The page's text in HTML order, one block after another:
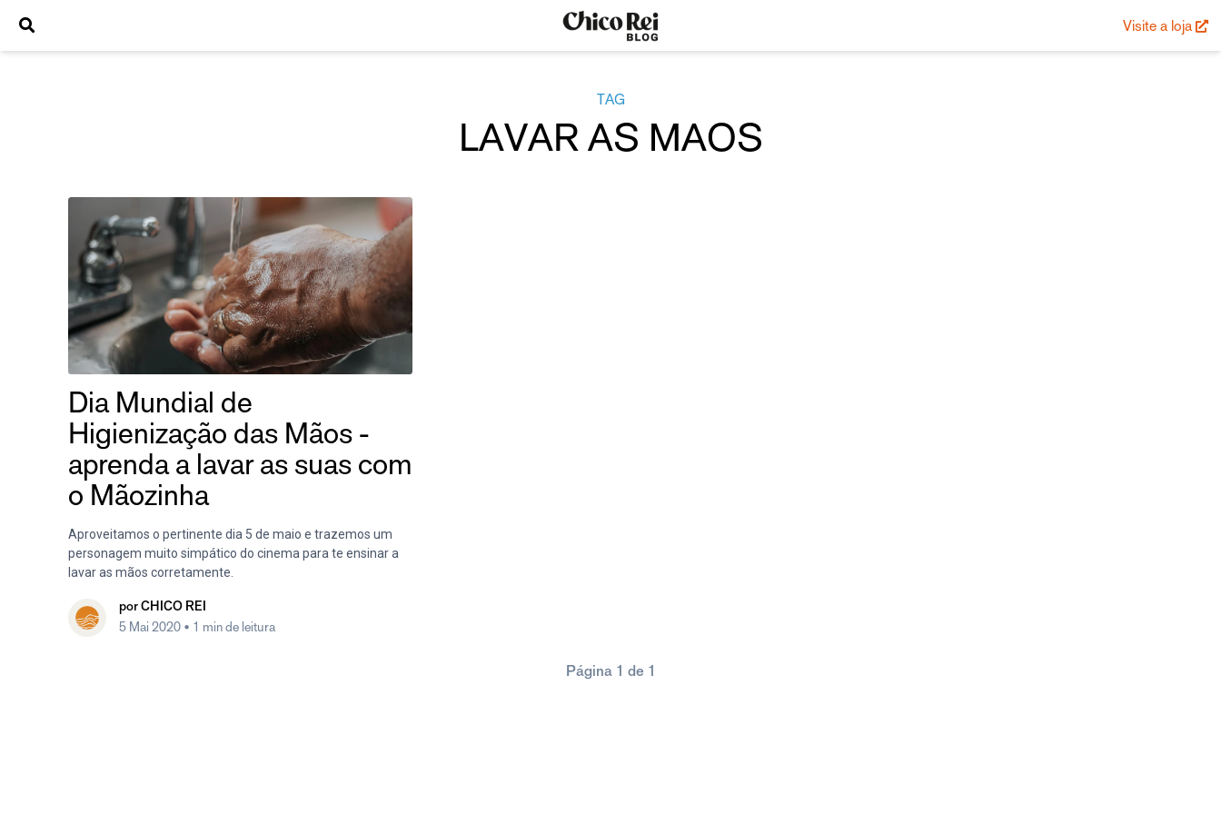
Visite a loja
TAG
LAVAR AS MAOS
Dia Mundial de
Higienização das Mãos -
aprenda a lavar as suas com
o Mãozinha
Aproveitamos o pertinente dia 5 de maio e trazemos um
personagem muito simpático do cinema para te ensinar a
lavar as mãos corretamente.
por CHICO REI
5 Mai 2020 • 1 min de leitura
Página 1 de 1